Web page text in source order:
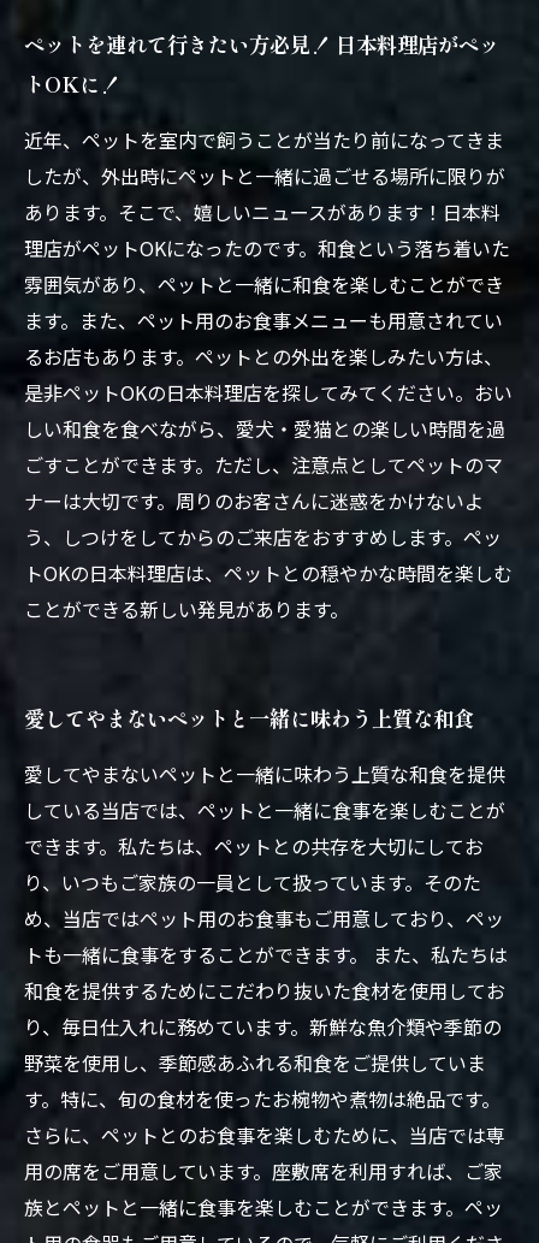
ペットを連れて行きたい方必見！ 日本料理店がペッ
トOKに！
近年、ペットを室内で飼うことが当たり前になってきま
したが、外出時にペットと一緒に過ごせる場所に限りが
あります。そこで、嬉しいニュースがあります！日本料
理店がペットOKになったのです。和食という落ち着いた
雰囲気があり、ペットと一緒に和食を楽しむことができ
ます。また、ペット用のお食事メニューも用意されてい
るお店もあります。ペットとの外出を楽しみたい方は、
是非ペットOKの日本料理店を探してみてください。おい
しい和食を食べながら、愛犬・愛猫との楽しい時間を過
ごすことができます。ただし、注意点としてペットのマ
ナーは大切です。周りのお客さんに迷惑をかけないよ
う、しつけをしてからのご来店をおすすめします。ペッ
トOKの日本料理店は、ペットとの穏やかな時間を楽しむ
ことができる新しい発見があります。
愛してやまないペットと一緒に味わう上質な和食
愛してやまないペットと一緒に味わう上質な和食を提供
している当店では、ペットと一緒に食事を楽しむことが
できます。私たちは、ペットとの共存を大切にしてお
り、いつもご家族の一員として扱っています。そのた
め、当店ではペット用のお食事もご用意しており、ペッ
トも一緒に食事をすることができます。 また、私たちは
和食を提供するためにこだわり抜いた食材を使用してお
り、毎日仕入れに務めています。新鮮な魚介類や季節の
野菜を使用し、季節感あふれる和食をご提供していま
す。特に、旬の食材を使ったお椀物や煮物は絶品です。
さらに、ペットとのお食事を楽しむために、当店では専
用の席をご用意しています。座敷席を利用すれば、ご家
族とペットと一緒に食事を楽しむことができます。ペッ